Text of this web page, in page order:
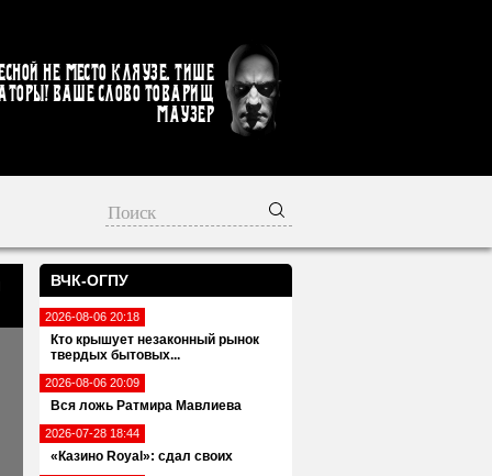
не место кляузе. Тише
Ваше слово товарищ
Маузер
ВЧК-ОГПУ
2026-08-06 20:18
Кто крышует незаконный рынок
твердых бытовых...
2026-08-06 20:09
Вся ложь Ратмира Мавлиева
2026-07-28 18:44
«Казино Royal»: сдал своих